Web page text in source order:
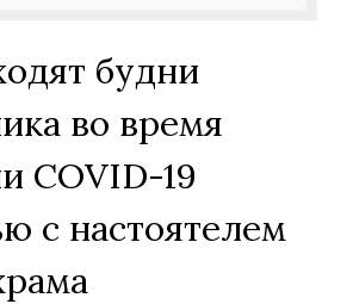
будни
во время
COVID-19
с настоятелем